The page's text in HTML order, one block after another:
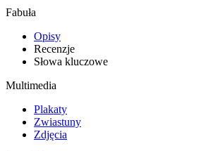
Fabuła
Opisy
Recenzje
Słowa kluczowe
Multimedia
Plakaty
Zwiastuny
Zdjęcia